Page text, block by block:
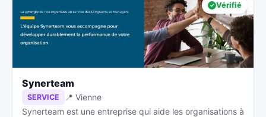
Vérifié
Synerteam
SERVICE
📍 Vienne
Synerteam est une entreprise qui aide les organisations à